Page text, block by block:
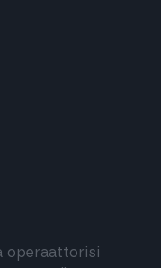
operaattorisi